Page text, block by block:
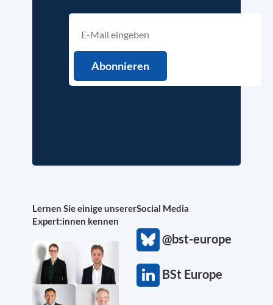
Lernen Sie einige unserer
Expert:innen kennen
Social Media
@bst-europe
BSt Europe